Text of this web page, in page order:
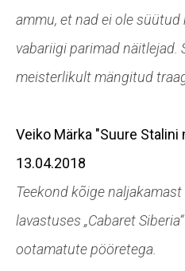
ammu, et nad ei ole
vabariigi parimad näitlejad.
meisterlikult mängitud
Veiko Märka "Suure
13.04.2018
Teekond kõige
lavastuses „Cabaret
ootamatute pööretega.